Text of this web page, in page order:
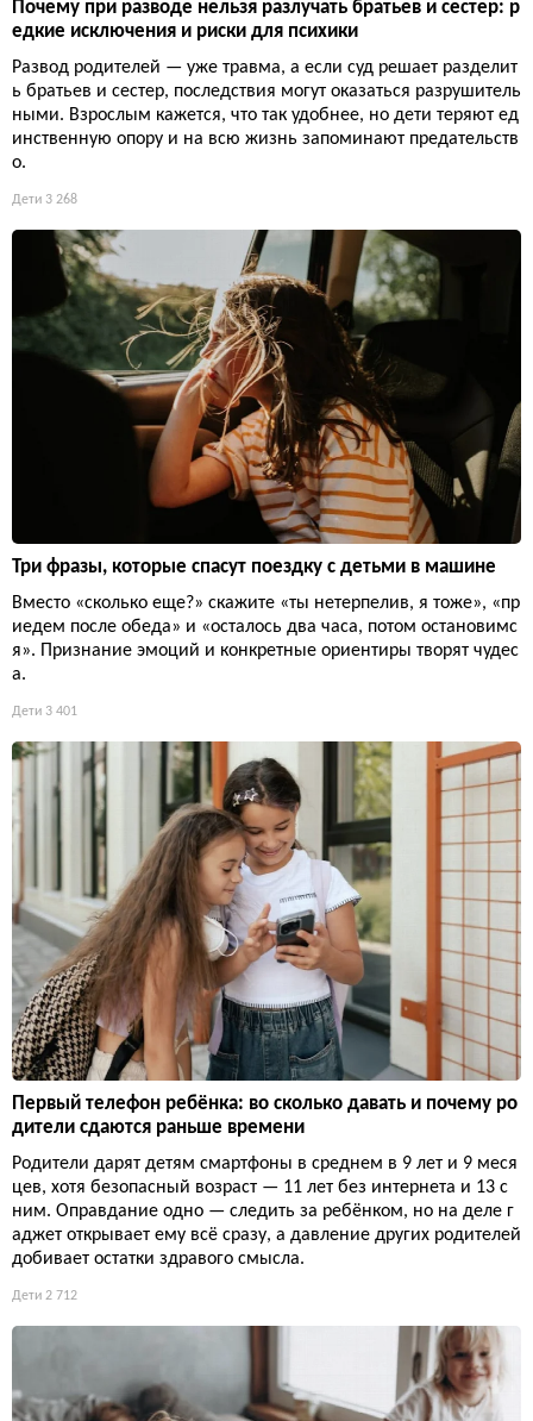
Почему при разводе нельзя разлучать братьев и сестер: р
едкие исключения и риски для психики
Развод родителей — уже травма, а если суд решает разделит
ь братьев и сестер, последствия могут оказаться разрушитель
ными. Взрослым кажется, что так удобнее, но дети теряют ед
инственную опору и на всю жизнь запоминают предательств
о.
Дети 3 268
Три фразы, которые спасут поездку с детьми в машине
Вместо «сколько еще?» скажите «ты нетерпелив, я тоже», «пр
иедем после обеда» и «осталось два часа, потом остановимс
я». Признание эмоций и конкретные ориентиры творят чудес
а.
Дети 3 401
Первый телефон ребёнка: во сколько давать и почему ро
дители сдаются раньше времени
Родители дарят детям смартфоны в среднем в 9 лет и 9 меся
цев, хотя безопасный возраст — 11 лет без интернета и 13 с
ним. Оправдание одно — следить за ребёнком, но на деле г
аджет открывает ему всё сразу, а давление других родителей
добивает остатки здравого смысла.
Дети 2 712